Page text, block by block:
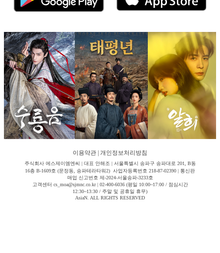
이용약관 개인정보처리방침
주식회사 에스제이엠엔씨 | 대표 안해조 | 서울특별시 송파구 송파대로 201, B동
16층 B-1609호 (문정동, 송파테라타워2) 사업자등록번호 218-87-02390 | 통신판
매업 신고번호 제-2024-서울송파-3233호
고객센터 cs_moa@sjmnc.co.kr | 02-400-6036 (평일 10:00~17:00 / 점심시간
12:30~13:30 / 주말 및 공휴일 휴무)
AsiaN. ALL RIGHTS RESERVED